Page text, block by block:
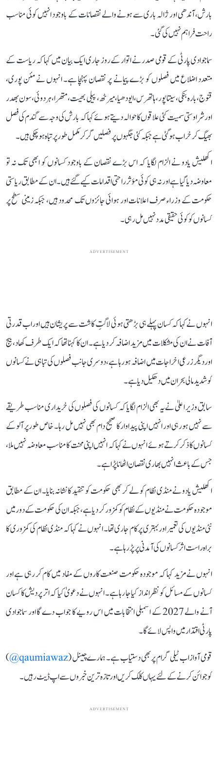
بارش، آندھی اور ژالہ باری سے ہونے والے نقصانات کے باوجود انہیں کوئی مناسب
راحت فراہم نہیں کی گئی۔
سماجوادی پارٹی کے قومی صدر نے اتوار کے روز جاری ایک بیان میں کہا کہ ریاست کے
متعدد اضلاع میں فصلوں کو بڑے پیمانے پر نقصان پہنچا ہے۔ انہوں نے مئن پوری،
قنوج، بارہ بنکی، سیتاپور، ہاتھرس، ایودھیا، میرٹھ، پیلی بھیت، متھرا، ہردوئی، سون بھدر
اور شراوستی سمیت کئی علاقوں کا حوالہ دیتے ہوئے کہا کہ بارش کی وجہ سے گندم کی فصل
بھیگ کر خراب ہوگئی ہے جبکہ کئی جگہوں پر فصلیں گر کر مکمل طور پر تباہ ہو چکی ہیں۔
اکھلیش یادو نے الزام لگایا کہ اس بڑے نقصان کے باوجود کسانوں کو ابھی تک نہ تو
معاوضہ دیا گیا ہے اور نہ ہی کوئی مؤثر راحتی اقدامات کیے گئے ہیں۔ ان کے مطابق ریاستی
حکومت کے وزراء صرف اعلانات اور ہوائی جائزوں تک محدود ہیں، جبکہ زمینی سطح پر
کسانوں کو کوئی حقیقی مدد نہیں مل رہی۔
ADVERTISEMENT
انہوں نے کہا کہ کسان پہلے ہی بڑھتی ہوئی لاگتِ کاشت سے پریشان ہیں اور اب قدرتی
آفات نے ان کی مشکلات میں مزید اضافہ کر دیا ہے۔ ان کا کہنا تھا کہ ایک طرف کھاد، بیج
اور دیگر زرعی اخراجات میں اضافہ ہو رہا ہے، دوسری جانب فصلوں کی تباہی نے کسانوں
کو شدید مالی بحران میں دھکیل دیا ہے۔
سابق وزیر اعلیٰ نے یہ بھی الزام لگایا کہ کسانوں کی فصلوں کی خریداری مناسب طریقے
سے نہیں ہو رہی اور انہیں اپنی پیداوار کا صحیح دام بھی نہیں مل رہا۔ خاص طور پر آلو کے
کسانوں کا ذکر کرتے ہوئے انہوں نے کہا کہ انہیں اپنی محنت کا مناسب معاوضہ نہیں ملا،
جس کے باعث انہیں بھاری نقصان اٹھانا پڑا ہے۔
اکھلیش یادو نے منڈی نظام کو لے کر بھی حکومت کو تنقید کا نشانہ بنایا۔ ان کے مطابق
موجودہ حکومت نے منڈیوں کے نظام کو کمزور کر دیا ہے، جبکہ ان کی حکومت کے دور میں
نئی منڈیوں کی تعمیر اور بہتری پر کام جاری تھا۔ انہوں نے کہا کہ منڈی نظام کی کمزوری کا
براہ راست اثر کسانوں کی آمدنی پر پڑ رہا ہے۔
انہوں نے مزید کہا کہ موجودہ حکومت صنعت کاروں کے مفاد میں کام کر رہی ہے اور
کسانوں کے مسائل کو نظرانداز کیا جا رہا ہے۔ انہوں نے دعویٰ کیا کہ اتر پردیش کا کسان
آنے والے 2027 کے اسمبلی انتخابات میں اس رویے کا جواب دے گا اور سماجوادی
پارٹی اقتدار میں واپس لائے گا۔
قومی آواز اب ٹیلی گرام پر بھی دستیاب ہے۔ ہمارے چینل (qaumiawaz@
)
کو جوائن کرنے کے لئے یہاں کلک کریں اور تازہ ترین خبروں سے اپ ڈیٹ رہیں۔
ADVERTISEMENT